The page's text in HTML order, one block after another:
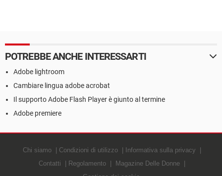
POTREBBE ANCHE INTERESSARTI
Adobe lightroom
Cambiare lingua adobe acrobat
Il supporto Adobe Flash Player è giunto al termine
Adobe premiere
Chi siamo Condizioni di utilizzo
Informativa sulla privacy
Contatti
Regolamento
Magazine Delle Donne